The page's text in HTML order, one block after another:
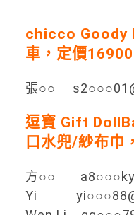
chicco Goody
車，定價
張○○
逗寶 Gift
口水兜/紗布巾
方○○
Yi